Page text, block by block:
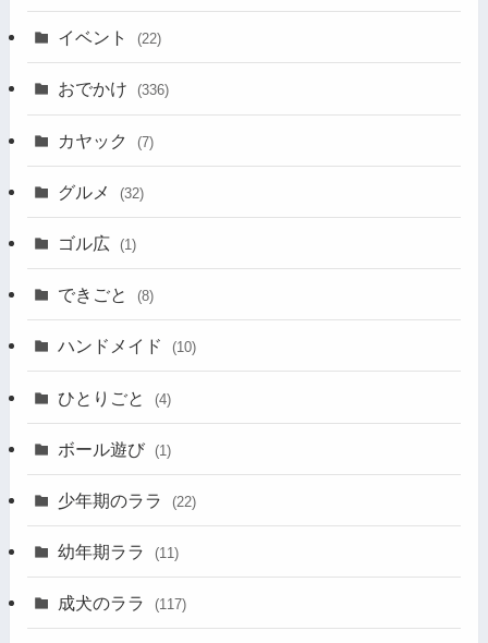
イベント (22)
おでかけ (336)
カヤック (7)
グルメ (32)
ゴル広 (1)
できごと (8)
ハンドメイド (10)
ひとりごと (4)
ボール遊び (1)
少年期のララ (22)
幼年期ララ (11)
成犬のララ (117)